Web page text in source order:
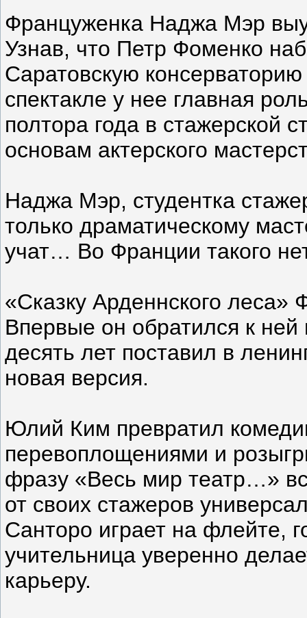
Француженка Наджа Мэр
Узнав, что Петр Фоменко
Саратовскую
спектакле у нее главная
полтора года в стажерской
основам актерского
Наджа Мэр, студентка
только драматическому
учат… Во Франции такого
«Сказку Арденнского леса»
Впервые он обратился к
десять лет поставил в
новая версия.
Юлий Ким превратил
перевоплощениями и
фразу «Весь мир театр…»
от своих стажеров
Санторо играет на флейте,
учительница уверенно
карьеру.